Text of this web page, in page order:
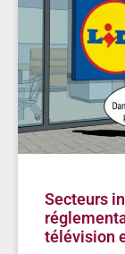
Secteurs
télévision